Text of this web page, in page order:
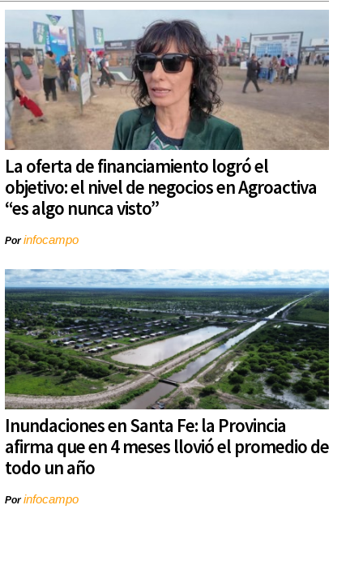
La oferta de financiamiento logró el
objetivo: el nivel de negocios en Agroactiva
“es algo nunca visto”
Porinfocampo
Inundaciones en Santa Fe: la Provincia
afirma que en 4 meses llovió el promedio de
todo un año
Porinfocampo